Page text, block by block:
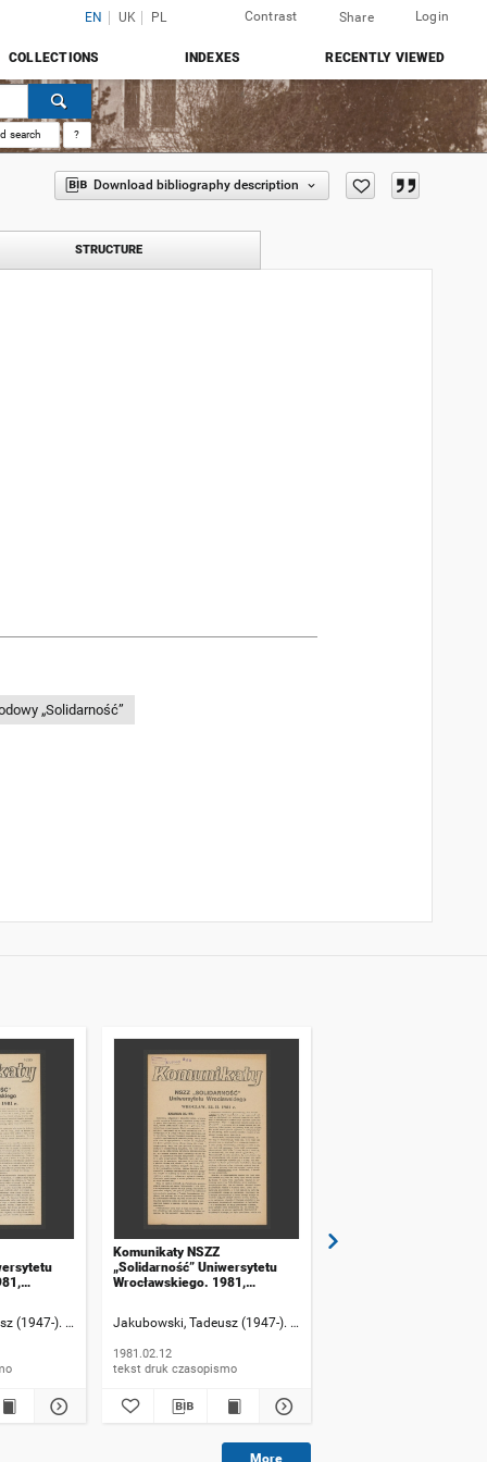
EN UK PL Contrast Share Login
COLLECTIONS INDEXES RECENTLY VIEWED
search ?
Download bibliography description
STRUCTURE
„Solidarność”
(1947-). Rzecznik informacji
Komunikaty NSZZ
„Solidarność” Uniwersytetu
Wrocławskiego. 1981,
Jakubowski, Tadeusz (1947-). Rzecznik informacji
1981.02.12
tekst druk czasopismo
More